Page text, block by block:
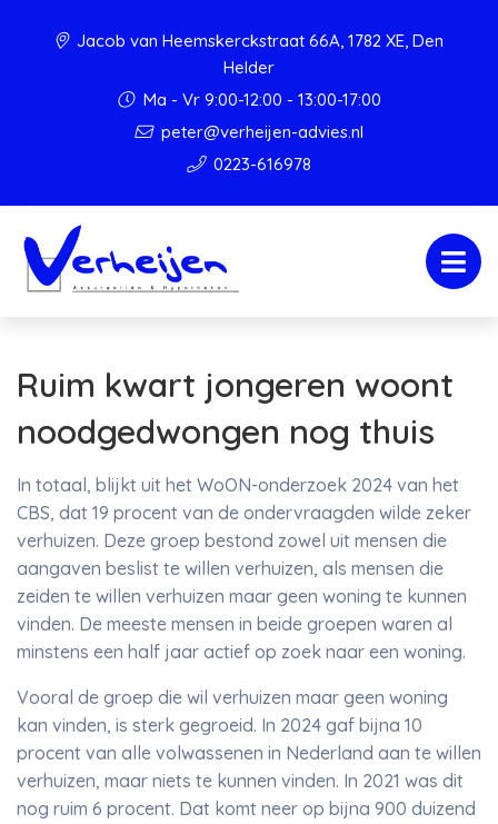
Jacob van Heemskerckstraat 66A, 1782 XE, Den
Helder
Ma - Vr 9:00-12:00 - 13:00-17:00
peter@verheijen-advies.nl
0223-616978
Ruim kwart jongeren woont
noodgedwongen nog thuis
In totaal, blijkt uit het WoON-onderzoek 2024 van het
CBS, dat 19 procent van de ondervraagden wilde zeker
verhuizen. Deze groep bestond zowel uit mensen die
aangaven beslist te willen verhuizen, als mensen die
zeiden te willen verhuizen maar geen woning te kunnen
vinden. De meeste mensen in beide groepen waren al
minstens een half jaar actief op zoek naar een woning.
Vooral de groep die wil verhuizen maar geen woning
kan vinden, is sterk gegroeid. In 2024 gaf bijna 10
procent van alle volwassenen in Nederland aan te willen
verhuizen, maar niets te kunnen vinden. In 2021 was dit
nog ruim 6 procent. Dat komt neer op bijna 900 duizend